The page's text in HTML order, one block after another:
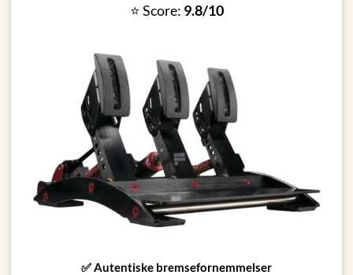
⭐ Score: 9.8/10
✅ Autentiske bremsefornemmelser